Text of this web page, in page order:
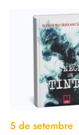
5 de setembre